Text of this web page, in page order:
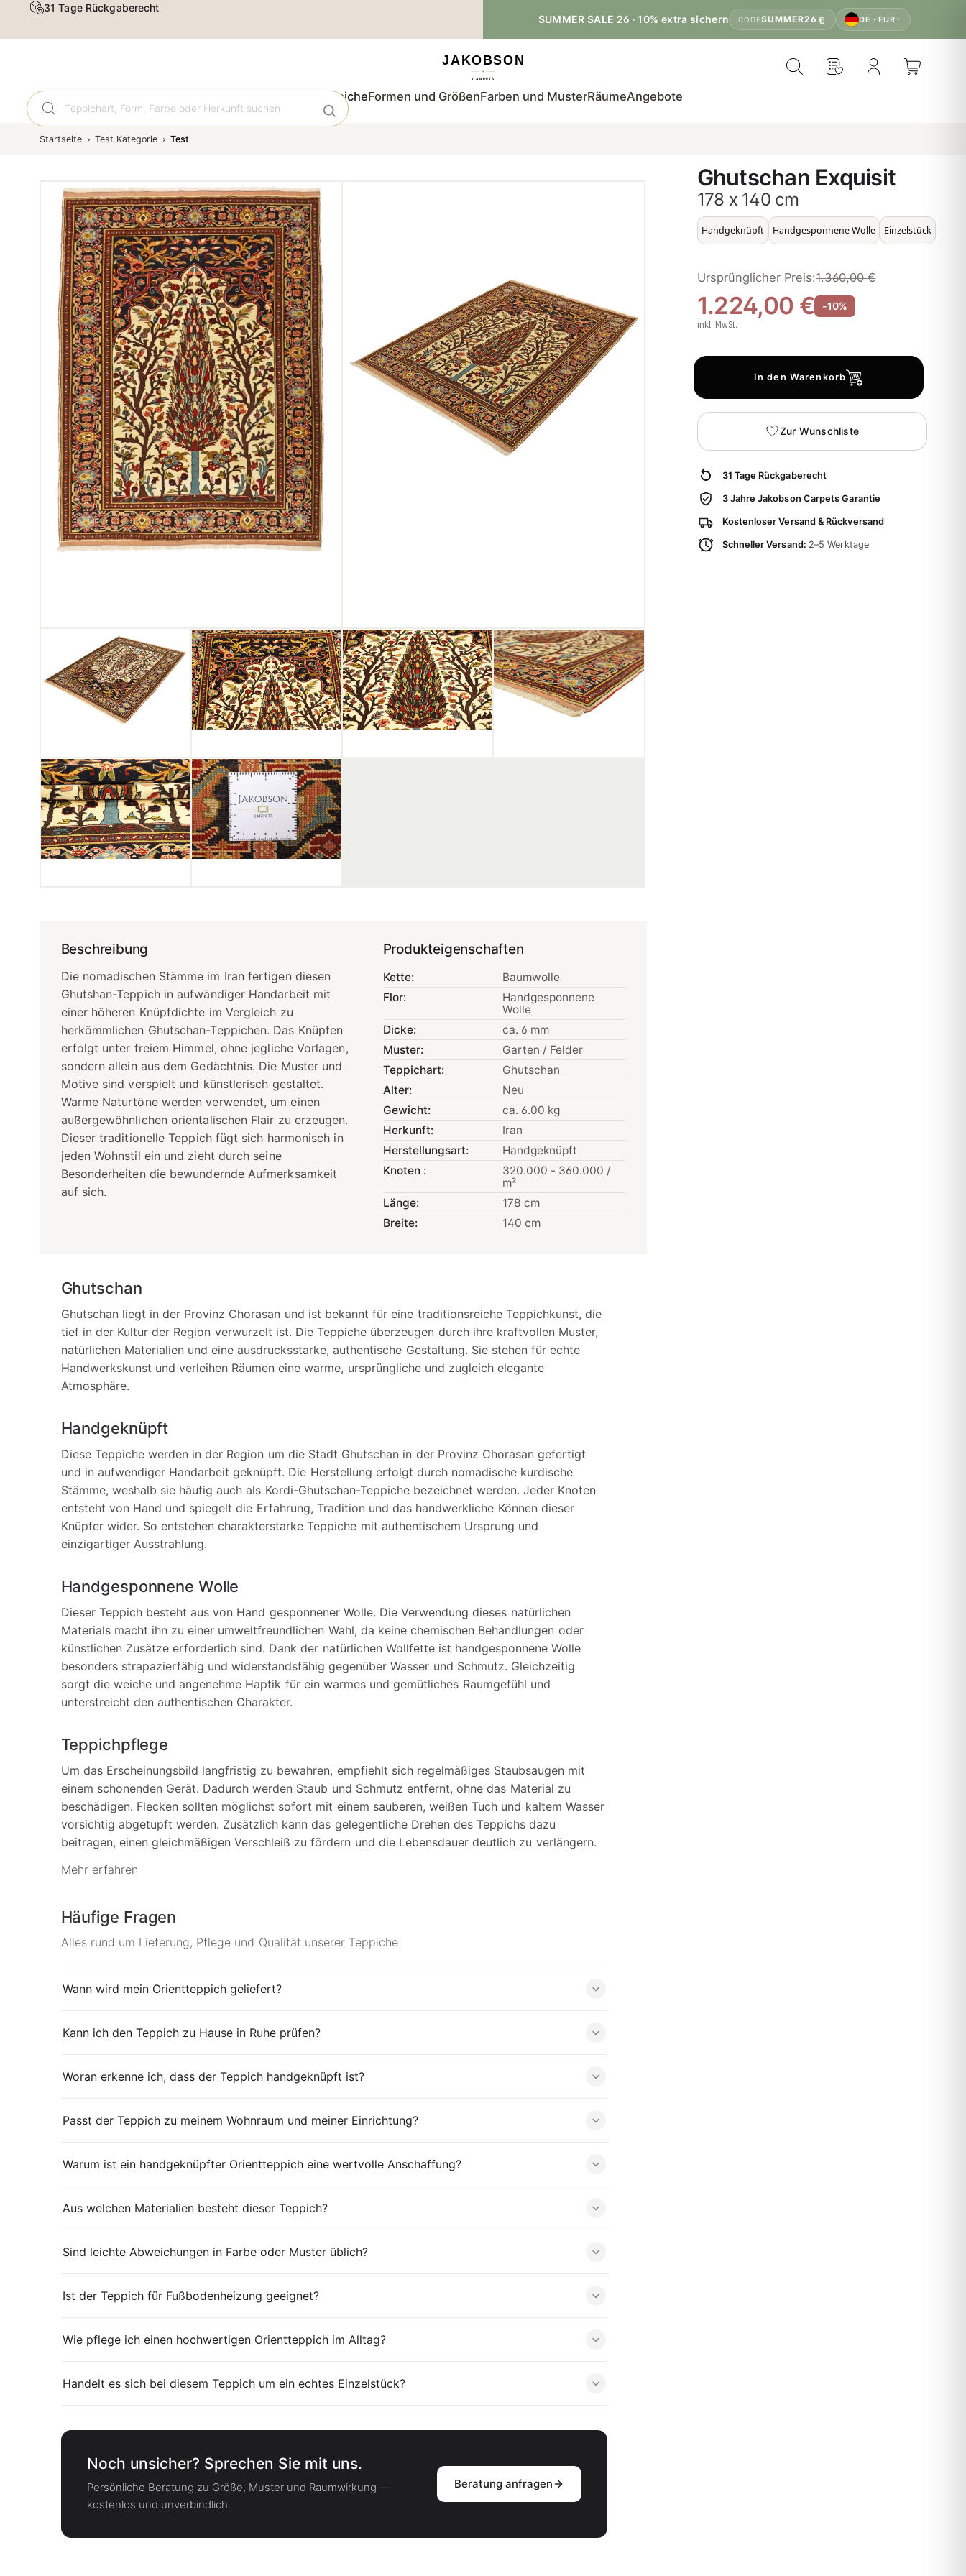
31 Tage Rückgaberecht
SUMMER SALE 26 · 10% extra sichern
CODESUMMER26 DE · EUR
OrientteppicheFormen und GrößenFarben und MusterRäumeAngebote
Startseite Test Kategorie Test
Ghutschan Exquisit
178 x 140 cm
Handgeknüpft Handgesponnene Wolle Einzelstück
1.224,00 €
Ursprünglicher Preis:1.360,00 €
-10%
inkl. MwSt.
In den Warenkorb
Zur Wunschliste
31 Tage Rückgaberecht
3 Jahre Jakobson Carpets Garantie
Kostenloser Versand & Rückversand
Schneller Versand: 2–5 Werktage
Beschreibung
Die nomadischen Stämme im Iran fertigen diesen
Ghutshan-Teppich in aufwändiger Handarbeit mit
einer höheren Knüpfdichte im Vergleich zu
herkömmlichen Ghutschan-Teppichen. Das Knüpfen
erfolgt unter freiem Himmel, ohne jegliche Vorlagen,
sondern allein aus dem Gedächtnis. Die Muster und
Motive sind verspielt und künstlerisch gestaltet.
Warme Naturtöne werden verwendet, um einen
außergewöhnlichen orientalischen Flair zu erzeugen.
Dieser traditionelle Teppich fügt sich harmonisch in
jeden Wohnstil ein und zieht durch seine
Besonderheiten die bewundernde Aufmerksamkeit
auf sich.
Produkteigenschaften
Kette:
Baumwolle
Flor:
Handgesponnene
Wolle
Dicke:
ca. 6 mm
Muster:
Garten / Felder
Teppichart:
Ghutschan
Alter:
Neu
Gewicht:
ca. 6.00 kg
Herkunft:
Iran
Herstellungsart:
Handgeknüpft
Knoten :
320.000 - 360.000 /
m²
Länge:
178 cm
Breite:
140 cm
Ghutschan
Ghutschan liegt in der Provinz Chorasan und ist bekannt für eine traditionsreiche Teppichkunst, die
tief in der Kultur der Region verwurzelt ist. Die Teppiche überzeugen durch ihre kraftvollen Muster,
natürlichen Materialien und eine ausdrucksstarke, authentische Gestaltung. Sie stehen für echte
Handwerkskunst und verleihen Räumen eine warme, ursprüngliche und zugleich elegante
Atmosphäre.
Handgeknüpft
Diese Teppiche werden in der Region um die Stadt Ghutschan in der Provinz Chorasan gefertigt
und in aufwendiger Handarbeit geknüpft. Die Herstellung erfolgt durch nomadische kurdische
Stämme, weshalb sie häufig auch als Kordi-Ghutschan-Teppiche bezeichnet werden. Jeder Knoten
entsteht von Hand und spiegelt die Erfahrung, Tradition und das handwerkliche Können dieser
Knüpfer wider. So entstehen charakterstarke Teppiche mit authentischem Ursprung und
einzigartiger Ausstrahlung.
Handgesponnene Wolle
Dieser Teppich besteht aus von Hand gesponnener Wolle. Die Verwendung dieses natürlichen
Materials macht ihn zu einer umweltfreundlichen Wahl, da keine chemischen Behandlungen oder
künstlichen Zusätze erforderlich sind. Dank der natürlichen Wollfette ist handgesponnene Wolle
besonders strapazierfähig und widerstandsfähig gegenüber Wasser und Schmutz. Gleichzeitig
sorgt die weiche und angenehme Haptik für ein warmes und gemütliches Raumgefühl und
unterstreicht den authentischen Charakter.
Teppichpflege
Um das Erscheinungsbild langfristig zu bewahren, empfiehlt sich regelmäßiges Staubsaugen mit
einem schonenden Gerät. Dadurch werden Staub und Schmutz entfernt, ohne das Material zu
beschädigen. Flecken sollten möglichst sofort mit einem sauberen, weißen Tuch und kaltem Wasser
vorsichtig abgetupft werden. Zusätzlich kann das gelegentliche Drehen des Teppichs dazu
beitragen, einen gleichmäßigen Verschleiß zu fördern und die Lebensdauer deutlich zu verlängern.
Mehr erfahren
Häufige Fragen
Alles rund um Lieferung, Pflege und Qualität unserer Teppiche
Wann wird mein Orientteppich geliefert?
Kann ich den Teppich zu Hause in Ruhe prüfen?
Woran erkenne ich, dass der Teppich handgeknüpft ist?
Passt der Teppich zu meinem Wohnraum und meiner Einrichtung?
Warum ist ein handgeknüpfter Orientteppich eine wertvolle Anschaffung?
Aus welchen Materialien besteht dieser Teppich?
Sind leichte Abweichungen in Farbe oder Muster üblich?
Ist der Teppich für Fußbodenheizung geeignet?
Wie pflege ich einen hochwertigen Orientteppich im Alltag?
Handelt es sich bei diesem Teppich um ein echtes Einzelstück?
Noch unsicher? Sprechen Sie mit uns.
Persönliche Beratung zu Größe, Muster und Raumwirkung —
kostenlos und unverbindlich.
Beratung anfragen